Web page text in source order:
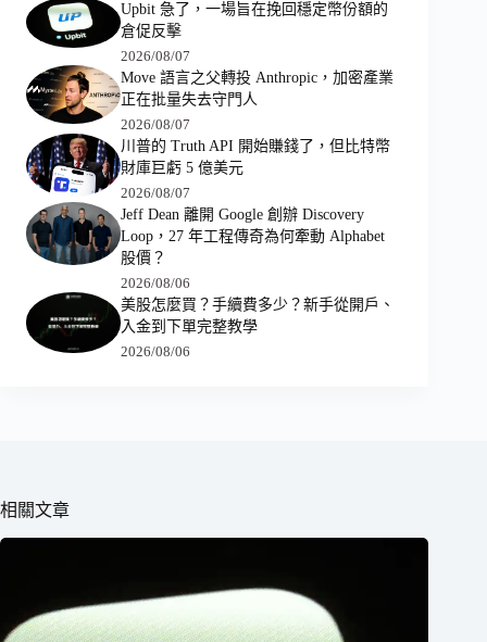
Upbit 急了，一場旨在挽回穩定幣份額的
倉促反擊
2026/08/07
Move 語言之父轉投 Anthropic，加密產業
正在批量失去守門人
2026/08/07
川普的 Truth API 開始賺錢了，但比特幣
財庫巨虧 5 億美元
2026/08/07
Jeff Dean 離開 Google 創辦 Discovery
Loop，27 年工程傳奇為何牽動 Alphabet
股價？
2026/08/06
美股怎麼買？手續費多少？新手從開戶、
入金到下單完整教學
2026/08/06
相關文章